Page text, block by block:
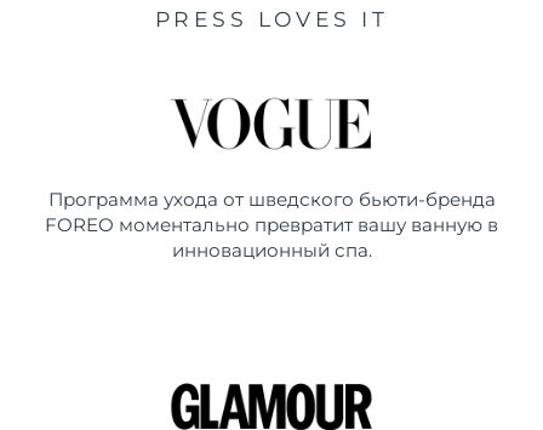
PRESS LOVES IT
Программа ухода от шведского бьюти-бренда
FOREO моментально превратит вашу ванную в
инновационный спа.